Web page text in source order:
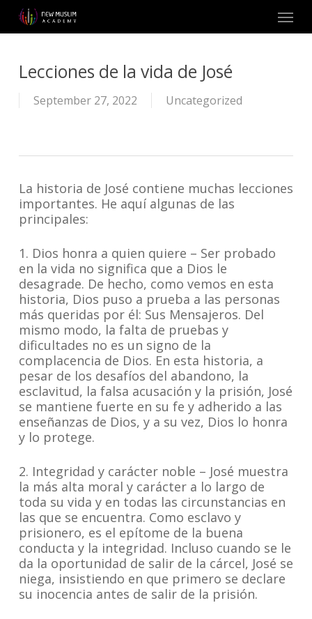
Skip
main
Menu
Lecciones de la vida de José
September 27, 2022 Uncategorized
La historia de José contiene muchas lecciones
importantes. He aquí algunas de las
principales:
1. Dios honra a quien quiere – Ser probado
en la vida no significa que a Dios le
desagrade. De hecho, como vemos en esta
historia, Dios puso a prueba a las personas
más queridas por él: Sus Mensajeros. Del
mismo modo, la falta de pruebas y
dificultades no es un signo de la
complacencia de Dios. En esta historia, a
pesar de los desafíos del abandono, la
esclavitud, la falsa acusación y la prisión, José
se mantiene fuerte en su fe y adherido a las
enseñanzas de Dios, y a su vez, Dios lo honra
y lo protege.
2. Integridad y carácter noble – José muestra
la más alta moral y carácter a lo largo de
toda su vida y en todas las circunstancias en
las que se encuentra. Como esclavo y
prisionero, es el epítome de la buena
conducta y la integridad. Incluso cuando se le
da la oportunidad de salir de la cárcel, José se
niega, insistiendo en que primero se declare
su inocencia antes de salir de la prisión.